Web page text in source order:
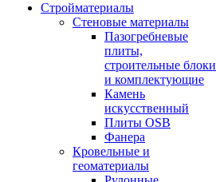
Стройматериалы
Стеновые материалы
Пазогребневые
плиты,
строительные блоки
и комплектующие
Камень
искусственный
Плиты OSB
Фанера
Кровельные и
геоматериалы